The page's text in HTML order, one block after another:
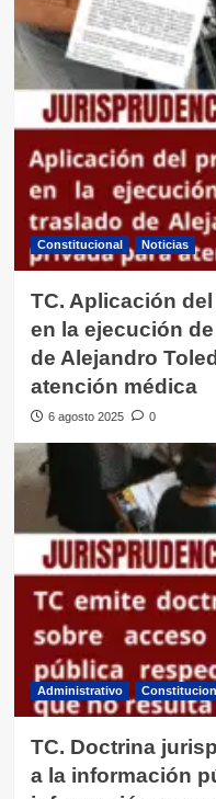
5
Constitucional Noticias
TC. Aplicación
en la ejecución
de Alejandro
atención médica
6 agosto 2025 0
Administrativo
TC. Doctrina
a la información